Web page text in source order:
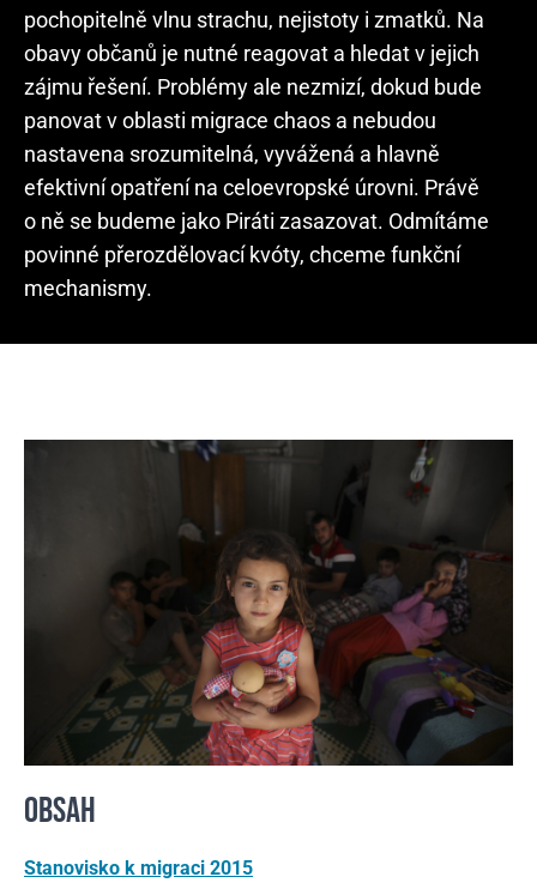
pochopitelně vlnu strachu, nejistoty i zmatků. Na
obavy občanů je nutné reagovat a hledat v jejich
zájmu řešení. Problémy ale nezmizí, dokud bude
panovat v oblasti migrace chaos a nebudou
nastavena srozumitelná, vyvážená a hlavně
efektivní opatření na celoevropské úrovni. Právě
o ně se budeme jako Piráti zasazovat. Odmítáme
povinné přerozdělovací kvóty, chceme funkční
mechanismy.
OBSAH
Stanovisko k migraci 2015